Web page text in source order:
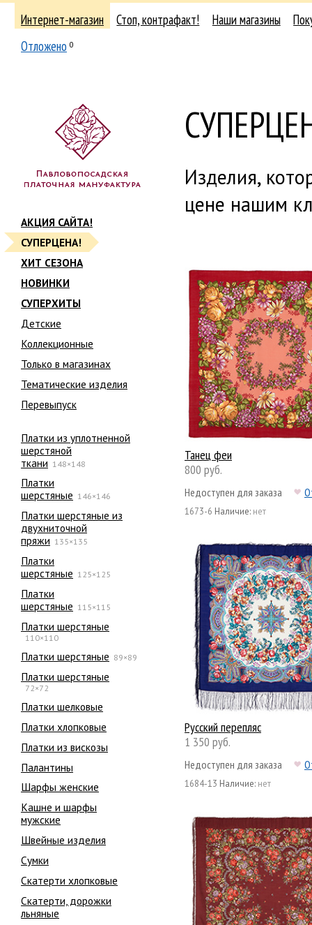
Интернет-магазин Стоп, контрафакт! Наши магазины
Отложено 0
АКЦИЯ САЙТА!
СУПЕРЦЕНА!
ХИТ СЕЗОНА
НОВИНКИ
СУПЕРХИТЫ
Детские
Коллекционные
Только в магазинах
Тематические изделия
Перевыпуск
Платки из уплотненной
шерстяной
ткани 148×148
Платки
шерстяные 146×146
Платки шерстяные из
двухниточной
пряжи 135×135
Платки
шерстяные 125×125
Платки
шерстяные 115×115
Платки шерстяные
110×110
Платки шерстяные 89×89
Платки шерстяные
72×72
Платки шелковые
Платки хлопковые
Платки из вискозы
Палантины
Шарфы женские
Кашне и шарфы
мужские
Швейные изделия
Сумки
Скатерти хлопковые
Скатерти, дорожки
льняные
Изделия,
цене нашим
Танец феи
800 руб.
Недоступен для заказа
1673-6 Наличие: нет
Русский перепляс
1 350 руб.
Недоступен для заказа
1684-13 Наличие: нет